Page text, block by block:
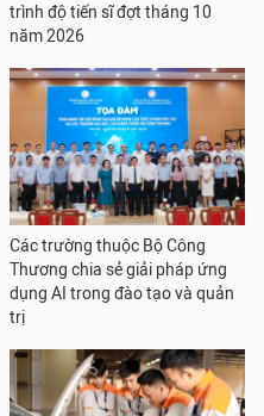
trình độ tiến sĩ đợt tháng 10
năm 2026
Các trường thuộc Bộ Công
Thương chia sẻ giải pháp ứng
dụng AI trong đào tạo và quản
trị